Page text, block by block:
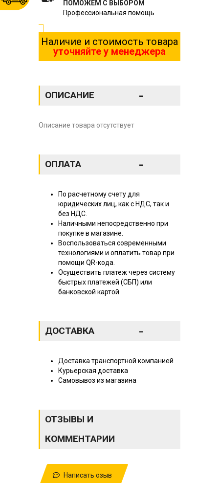
ПОМОЖЕМ С ВЫБОРОМ
Профессиональная помощь
Наличие и стоимость товара
уточняйте у менеджера
ОПИСАНИЕ -
Описание товара отсутствует
ОПЛАТА -
По расчетному счету для
юридических лиц, как с НДС, так и
без НДС.
Наличными непосредственно при
покупке в магазине.
Воспользоваться современными
технологиями и оплатить товар при
помощи QR-кода.
Осуществить платеж через систему
быстрых платежей (СБП) или
банковской картой.
ДОСТАВКА -
Доставка транспортной компанией
Курьерская доставка
Самовывоз из магазина
ОТЗЫВЫ И
КОММЕНТАРИИ
Написать озыв